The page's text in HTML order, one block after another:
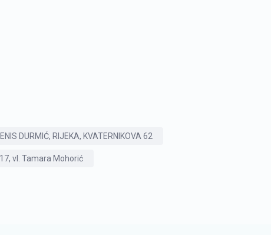
DURMIĆ, RIJEKA, KVATERNIKOVA 62
vl. Tamara Mohorić